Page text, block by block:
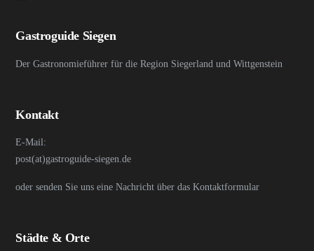
Gastroguide Siegen
Der Gastronomieführer für die Region Siegerland und Wittgenstein
Kontakt
E-Mail:
post(at)gastroguide-siegen.de
oder senden Sie uns eine Nachricht über das Kontaktformular
Städte & Orte